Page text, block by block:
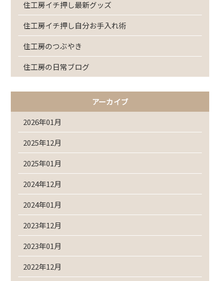
住工房イチ押し最新グッズ
住工房イチ押し自分お手入れ術
住工房のつぶやき
住工房の日常ブログ
アーカイブ
2026年01月
2025年12月
2025年01月
2024年12月
2024年01月
2023年12月
2023年01月
2022年12月